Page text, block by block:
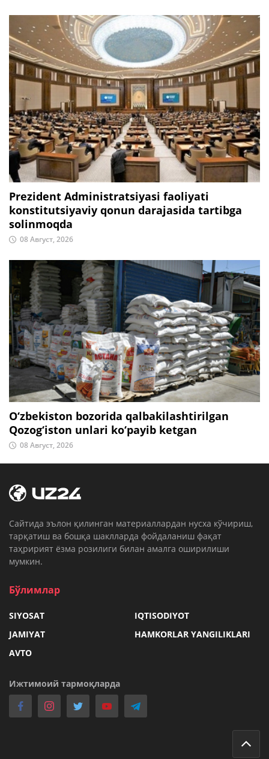
Prezident Administratsiyasi faoliyati
konstitutsiyaviy qonun darajasida tartibga
solinmoqda
08 Август, 2026
O‘zbekiston bozorida qalbakilashtirilgan
Qozog‘iston unlari ko‘payib ketgan
08 Август, 2026
Cайтида эълон қилинган материаллардан нусха кўчириш,
тарқатиш ва бошқа шаклларда фойдаланиш фақат
таҳририят ёзма розилиги билан амалга оширилиши
мумкин.
Бўлимлар
SIYOSAT
IQTISODIYOT
JAMIYAT
HAMKORLAR YANGILIKLARI
AVTO
Ижтимоий тармоқларда